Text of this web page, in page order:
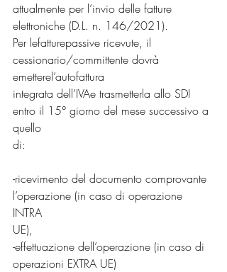
attualmente per l’invio delle fatture
elettroniche (D.L. n. 146/2021).
Per lefatturepassive ricevute, il
cessionario/committente dovrà
emetterel’autofattura
integrata dell’IVAe trasmetterla allo SDI
entro il 15° giorno del mese successivo a
quello
di:
-ricevimento del documento comprovante
l’operazione (in caso di operazione
INTRA
UE),
-effettuazione dell’operazione (in caso di
operazioni EXTRA UE)